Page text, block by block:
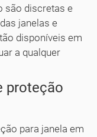
são discretas e
janelas e
disponíveis em
a qualquer
proteção
para janela em